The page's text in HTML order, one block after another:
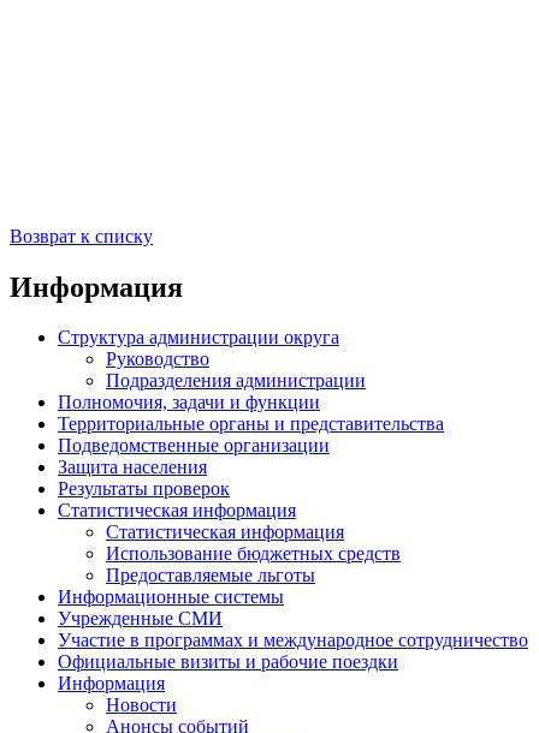
Возврат к списку
Информация
Структура администрации округа
Руководство
Подразделения администрации
Полномочия, задачи и функции
Территориальные органы и представительства
Подведомственные организации
Защита населения
Результаты проверок
Статистическая информация
Статистическая информация
Использование бюджетных средств
Предоставляемые льготы
Информационные системы
Учрежденные СМИ
Участие в программах и международное сотрудничество
Официальные визиты и рабочие поездки
Информация
Новости
Анонсы событий